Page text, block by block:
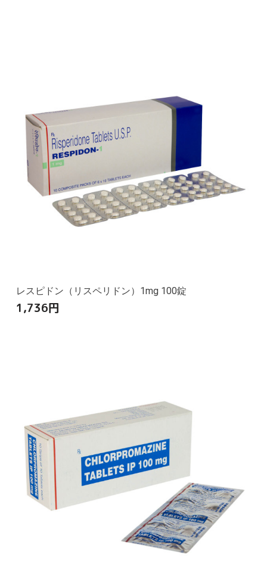
レスピドン（リスペリドン）1mg 100錠
1,736円